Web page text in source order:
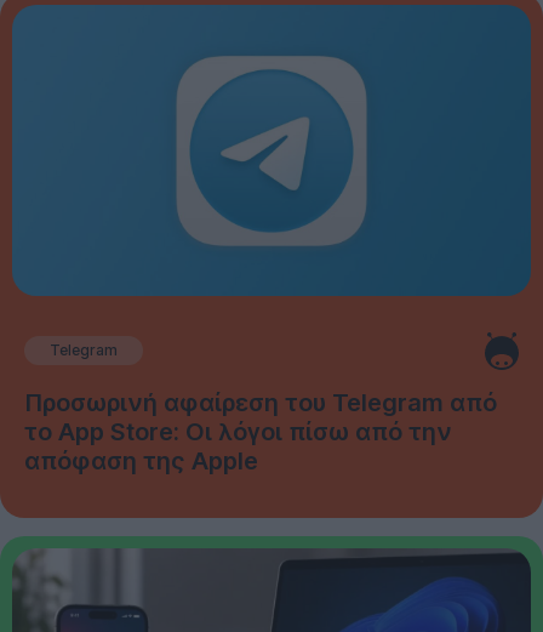
Telegram
Προσωρινή αφαίρεση του Telegram από
το App Store: Οι λόγοι πίσω από την
απόφαση της Apple